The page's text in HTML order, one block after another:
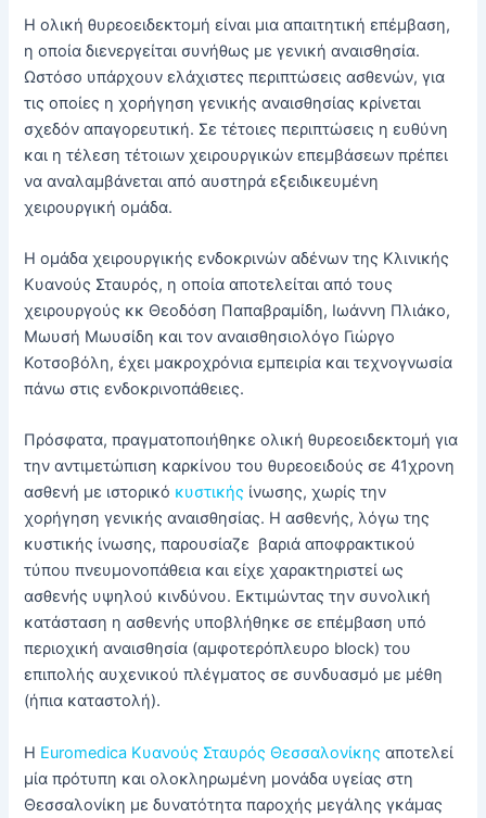
Η ολική θυρεοειδεκτομή είναι μια απαιτητική επέμβαση,
η οποία διενεργείται συνήθως με γενική αναισθησία.
Ωστόσο υπάρχουν ελάχιστες περιπτώσεις ασθενών, για
τις οποίες η χορήγηση γενικής αναισθησίας κρίνεται
σχεδόν απαγορευτική. Σε τέτοιες περιπτώσεις η ευθύνη
και η τέλεση τέτοιων χειρουργικών επεμβάσεων πρέπει
να αναλαμβάνεται από αυστηρά εξειδικευμένη
χειρουργική ομάδα.
Η ομάδα χειρουργικής ενδοκρινών αδένων της Κλινικής
Κυανούς Σταυρός, η οποία αποτελείται από τους
χειρουργούς κκ Θεοδόση Παπαβραμίδη, Ιωάννη Πλιάκο,
Μωυσή Μωυσίδη και τον αναισθησιολόγο Γιώργο
Κοτσοβόλη, έχει μακροχρόνια εμπειρία και τεχνογνωσία
πάνω στις ενδοκρινοπάθειες.
Πρόσφατα, πραγματοποιήθηκε ολική θυρεοειδεκτομή για
την αντιμετώπιση καρκίνου του θυρεοειδούς σε 41χρονη
ασθενή με ιστορικό κυστικής ίνωσης, χωρίς την
χορήγηση γενικής αναισθησίας. Η ασθενής, λόγω της
κυστικής ίνωσης, παρουσίαζε βαριά αποφρακτικού
τύπου πνευμονοπάθεια και είχε χαρακτηριστεί ως
ασθενής υψηλού κινδύνου. Εκτιμώντας την συνολική
κατάσταση η ασθενής υποβλήθηκε σε επέμβαση υπό
περιοχική αναισθησία (αμφοτερόπλευρο block) του
επιπολής αυχενικού πλέγματος σε συνδυασμό με μέθη
(ήπια καταστολή).
Η Euromedica Κυανούς Σταυρός Θεσσαλονίκης αποτελεί
μία πρότυπη και ολοκληρωμένη μονάδα υγείας στη
Θεσσαλονίκη με δυνατότητα παροχής μεγάλης γκάμας